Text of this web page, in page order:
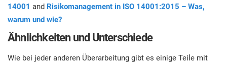
14001 and Risikomanagement in ISO 14001:2015 – Was,
warum und wie?
Ähnlichkeiten und Unterschiede
Wie bei jeder anderen Überarbeitung gibt es einige Teile mit